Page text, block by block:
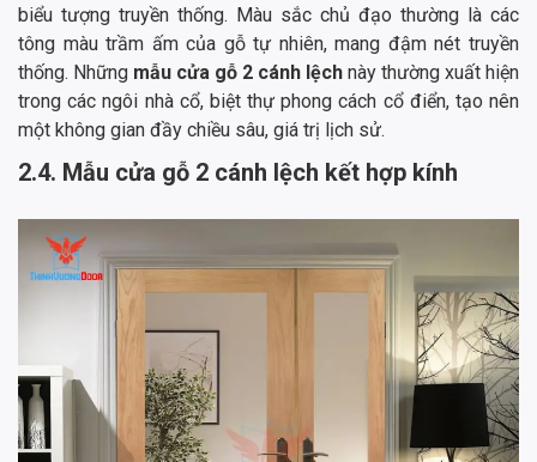
biểu tượng truyền thống. Màu sắc chủ đạo thường là các
tông màu trầm ấm của gỗ tự nhiên, mang đậm nét truyền
thống. Những mẫu cửa gỗ 2 cánh lệch này thường xuất hiện
trong các ngôi nhà cổ, biệt thự phong cách cổ điển, tạo nên
một không gian đầy chiều sâu, giá trị lịch sử.
2.4. Mẫu cửa gỗ 2 cánh lệch kết hợp kính